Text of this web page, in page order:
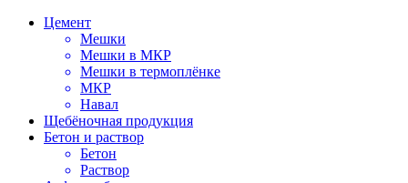
Цемент
Мешки
Мешки в МКР
Мешки в термоплёнке
МКР
Навал
Щебёночная продукция
Бетон и раствор
Бетон
Раствор